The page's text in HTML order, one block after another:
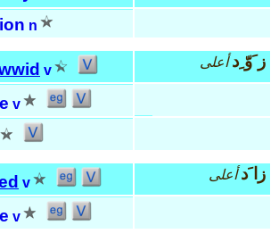
n
v ز َوّ ِد أعلى
v
v زا َد أعلى
v